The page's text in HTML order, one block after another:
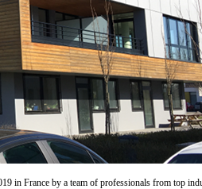
France by a team of professionals from top